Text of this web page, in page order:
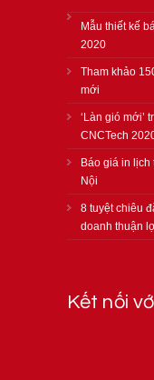
Mẫu thiết kế
2020
Tham khảo
mới
‘Làn gió mới’
CNCTech
Báo giá in lịch
Nội
8 tuyệt chiêu
doanh thuận
Kết nối